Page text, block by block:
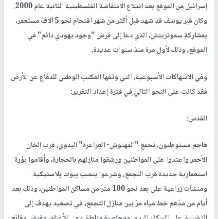
إسرائيل من الموقع بعد اندلاع الانتفاضة الفلسطينية الثانية عام 2000.
وكان قبر يوسف قد شهد قبل أكثر من شهر اقتحام نحو 5 آلاف مستعمر،
بمشاركة سموتريتش، الذي دعا إلى فرض "وجود يهودي دائم" في
الموقع، وذلك لأول مرة منذ سنوات عديدة.
وفي الانتهاكات الأسبوعية، التي وثقها المكتب الوطني للدفاع عن الأرض
فقد كانت على النحو التالي في فترة إعداد التقرير:
القدس:
هاجم مستوطنون، تجمع "المهتوش- العراعرة" البدوي، قرب الخان
الأحمر واعتدوا على المواطنين ورشقوا منازلهم بالحجارة، وأقاموا بؤرة
استعمارية جديدة قرب التجمع، وشرعوا بنصب بيوت بلاستيكية
ومنشآت زراعية على بعد نحو 100 متر من مساكن المواطنين، وذلك بعد
أيام من مدّهم خط مياه مرّ بين منازل التجمع، في تصعيد يهدف إلى